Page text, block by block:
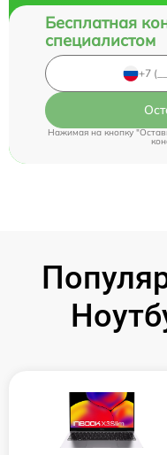
Бесплатная
специалистом
Нажимая на кнопку